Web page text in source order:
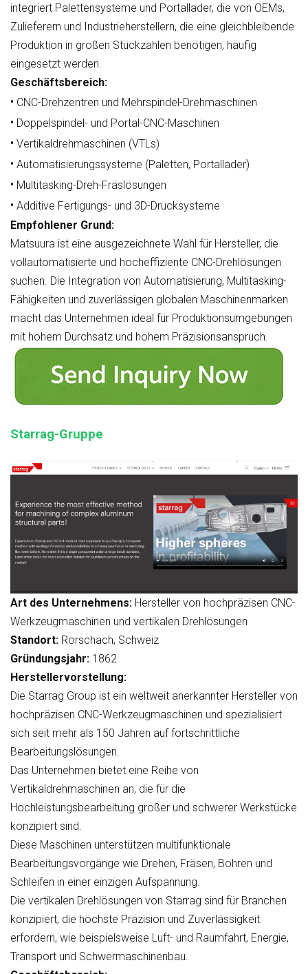
integriert Palettensysteme und Portallader, die von OEMs,
Zulieferern und Industrieherstellern, die eine gleichbleibende
Produktion in großen Stückzahlen benötigen, häufig
eingesetzt werden.
Geschäftsbereich:
• CNC-Drehzentren und Mehrspindel-Drehmaschinen
• Doppelspindel- und Portal-CNC-Maschinen
• Vertikaldrehmaschinen (VTLs)
• Automatisierungssysteme (Paletten, Portallader)
• Multitasking-Dreh-Fräslösungen
• Additive Fertigungs- und 3D-Drucksysteme
Empfohlener Grund:
Matsuura ist eine ausgezeichnete Wahl für Hersteller, die
vollautomatisierte und hocheffiziente CNC-Drehlösungen
suchen. Die Integration von Automatisierung, Multitasking-
Fähigkeiten und zuverlässigen globalen Maschinenmarken
macht das Unternehmen ideal für Produktionsumgebungen
mit hohem Durchsatz und hohem Präzisionsanspruch.
Starrag-Gruppe
Art des Unternehmens: Hersteller von hochpräzisen CNC-
Werkzeugmaschinen und vertikalen Drehlösungen
Standort: Rorschach, Schweiz
Gründungsjahr: 1862
Herstellervorstellung:
Die Starrag Group ist ein weltweit anerkannter Hersteller von
hochpräzisen CNC-Werkzeugmaschinen und spezialisiert
sich seit mehr als 150 Jahren auf fortschrittliche
Bearbeitungslösungen.
Das Unternehmen bietet eine Reihe von
Vertikaldrehmaschinen an, die für die
Hochleistungsbearbeitung großer und schwerer Werkstücke
konzipiert sind.
Diese Maschinen unterstützen multifunktionale
Bearbeitungsvorgänge wie Drehen, Fräsen, Bohren und
Schleifen in einer einzigen Aufspannung.
Die vertikalen Drehlösungen von Starrag sind für Branchen
konzipiert, die höchste Präzision und Zuverlässigkeit
erfordern, wie beispielsweise Luft- und Raumfahrt, Energie,
Transport und Schwermaschinenbau.